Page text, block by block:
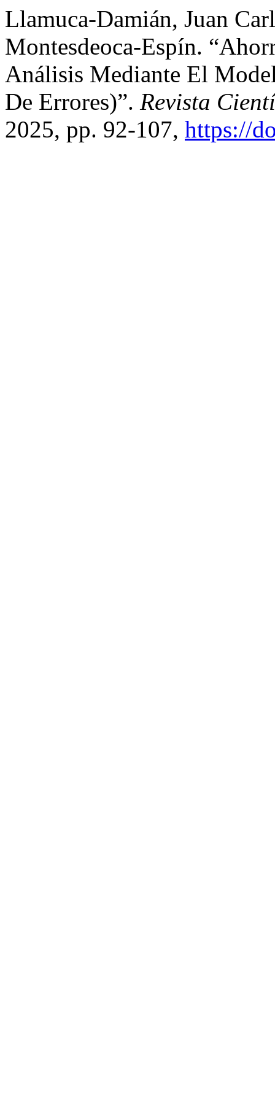
Llamuca-Damián, Juan
Montesdeoca-Espín.
Análisis Mediante El
De Errores)”. Revista
2025, pp. 92-107, https://